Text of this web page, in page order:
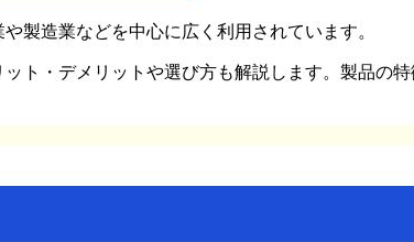
製造業などを中心に広く利用されています。
ト・デメリットや選び方も解説します。製品の